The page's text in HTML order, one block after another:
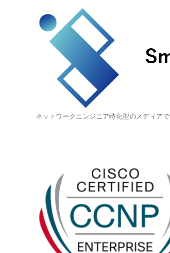
ネットワークエンジニア特化型のメディア